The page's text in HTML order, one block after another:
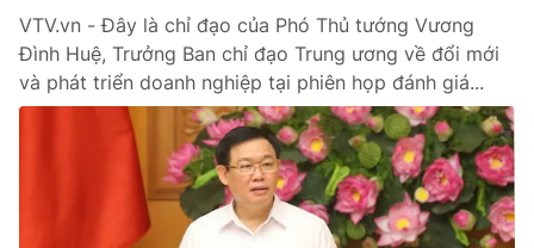
VTV.vn - Đây là chỉ đạo của Phó Thủ tướng Vương
Đình Huệ, Trưởng Ban chỉ đạo Trung ương về đổi mới
và phát triển doanh nghiệp tại phiên họp đánh giá...